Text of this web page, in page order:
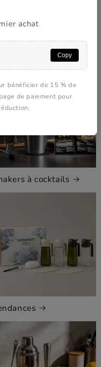
sur la
d'accueil
à cocktails
achat
Copy
bénéficier de 15 % de
de paiement pour